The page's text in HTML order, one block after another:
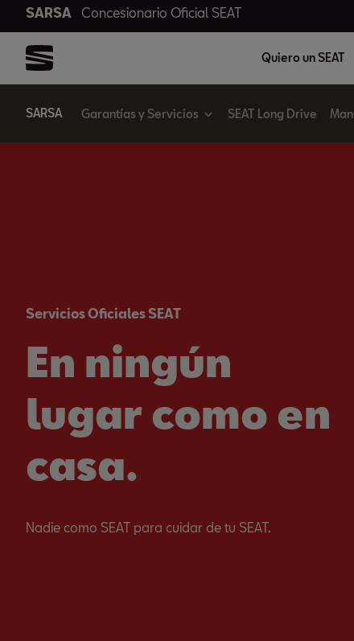
SARSA Concesionario Oficial SEAT
Quiero un SEAT
SARSA Garantías y Servicios SEAT Long Drive
Servicios Oficiales SEAT
En ningún
lugar como en
casa.
Nadie como SEAT para cuidar de tu SEAT.